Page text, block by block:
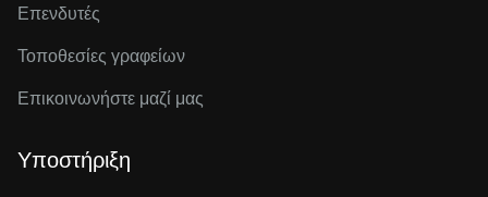
Επενδυτές
Τοποθεσίες γραφείων
Επικοινωνήστε μαζί μας
Υποστήριξη